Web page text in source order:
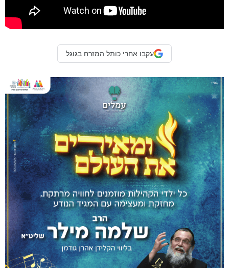
עקבו אחרי כותל המזרח בגוגל